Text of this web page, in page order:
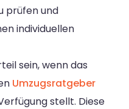
prüfen und
individuellen
sein, wenn das
Umzugsratgeber
stellt. Diese